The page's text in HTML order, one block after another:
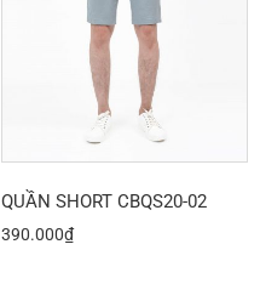
QUẦN SHORT CBQS20-02
390.000₫